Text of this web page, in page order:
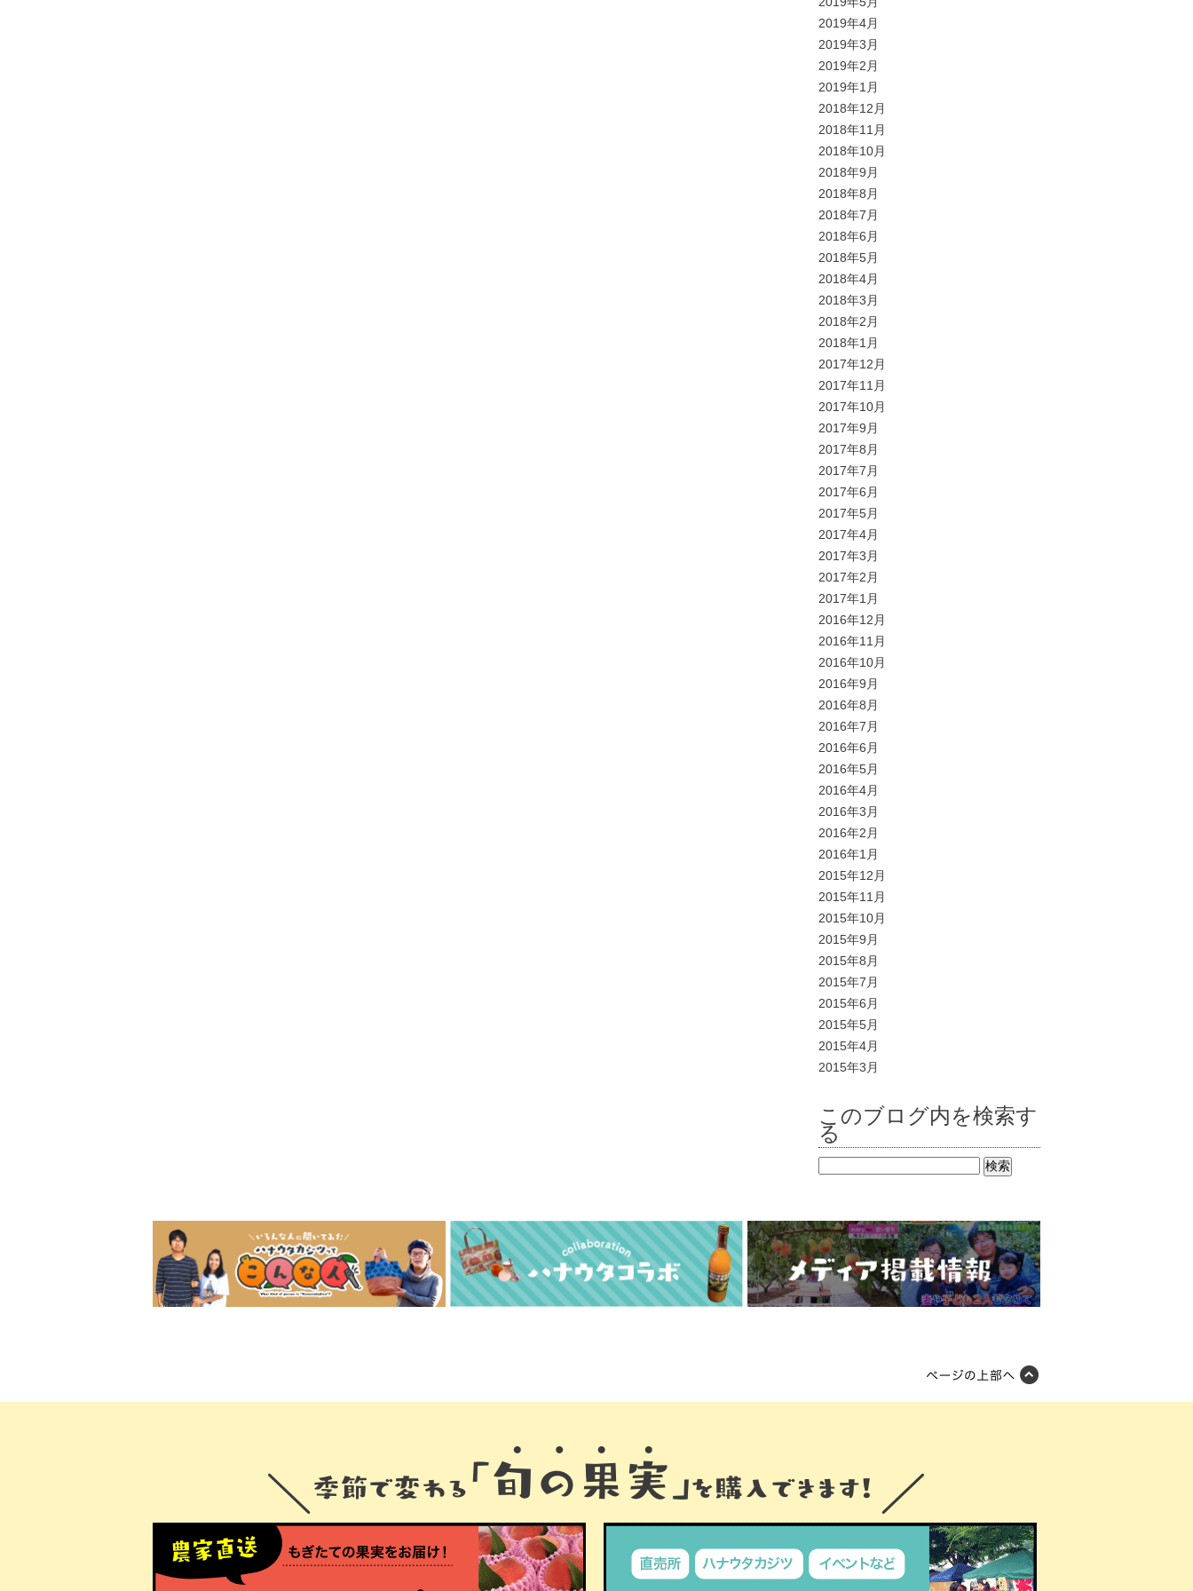
2019年4月
2019年3月
2019年2月
2019年1月
2018年12月
2018年11月
2018年10月
2018年9月
2018年8月
2018年7月
2018年6月
2018年5月
2018年4月
2018年3月
2018年2月
2018年1月
2017年12月
2017年11月
2017年10月
2017年9月
2017年8月
2017年7月
2017年6月
2017年5月
2017年4月
2017年3月
2017年2月
2017年1月
2016年12月
2016年11月
2016年10月
2016年9月
2016年8月
2016年7月
2016年6月
2016年5月
2016年4月
2016年3月
2016年2月
2016年1月
2015年12月
2015年11月
2015年10月
2015年9月
2015年8月
2015年7月
2015年6月
2015年5月
2015年4月
2015年3月
このブログ内を検索す
る